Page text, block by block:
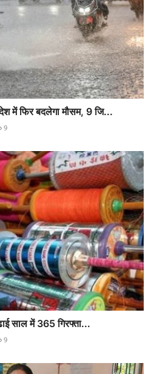
में फिर बदलेगा मौसम, 9 जि...
9
साल में 365 गिरफ्ता...
9